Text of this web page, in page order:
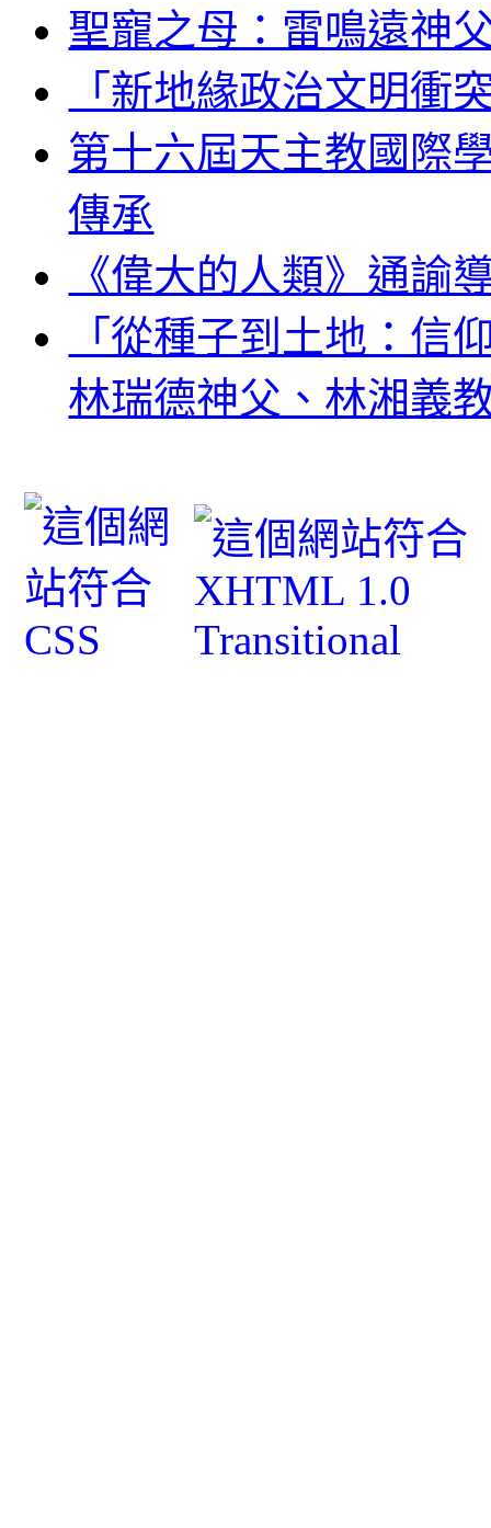
聖寵之母：雷鳴遠神
「新地緣政治文明衝
第十六屆天主教國際
傳承
《偉大的人類》通諭
「從種子到土地：信
林瑞德神父、林湘義